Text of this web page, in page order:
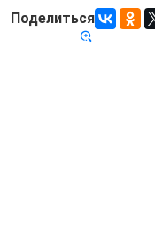
Поделиться
Код товара: